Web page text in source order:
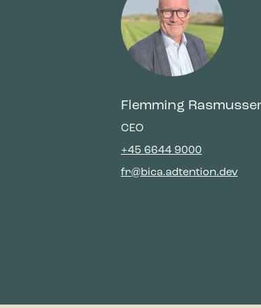
Flemming
CEO
+45 6644 9000
fr@bica.adtention.dev